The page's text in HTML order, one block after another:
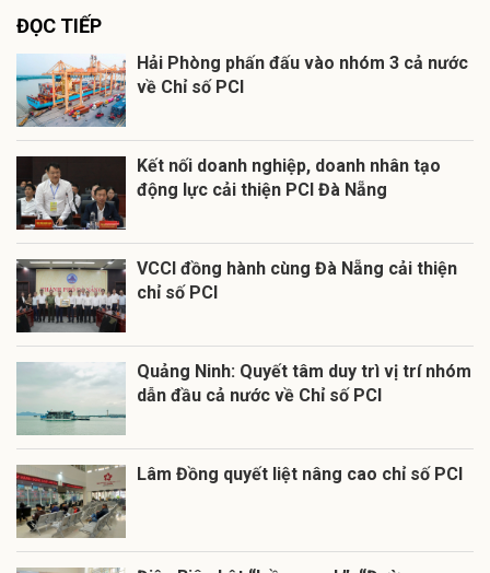
ĐỌC TIẾP
Hải Phòng phấn đấu vào nhóm 3 cả nước
về Chỉ số PCI
Kết nối doanh nghiệp, doanh nhân tạo
động lực cải thiện PCI Đà Nẵng
VCCI đồng hành cùng Đà Nẵng cải thiện
chỉ số PCI
Quảng Ninh: Quyết tâm duy trì vị trí nhóm
dẫn đầu cả nước về Chỉ số PCI
Lâm Đồng quyết liệt nâng cao chỉ số PCI